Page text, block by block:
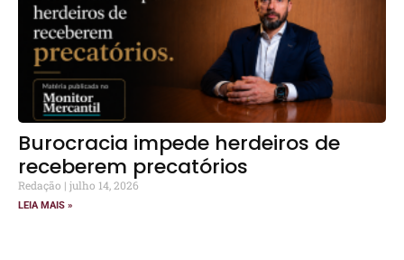
Burocracia impede herdeiros de
receberem precatórios
Redação julho 14, 2026
LEIA MAIS »